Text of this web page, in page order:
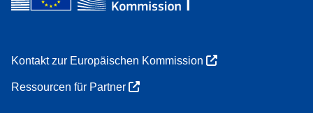
Kontakt zur Europäischen Kommission
Ressourcen für Partner